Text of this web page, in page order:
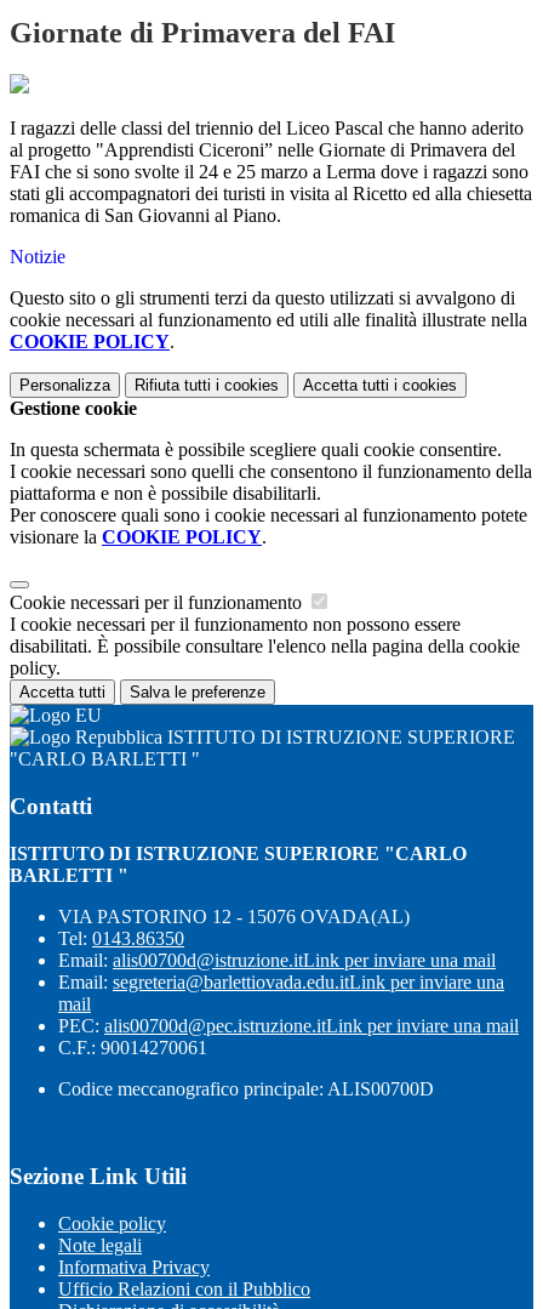
Giornate di Primavera del FAI
I ragazzi delle classi del triennio del Liceo Pascal che hanno aderito
al progetto "Apprendisti Ciceroni” nelle Giornate di Primavera del
FAI che si sono svolte il 24 e 25 marzo a Lerma dove i ragazzi sono
stati gli accompagnatori dei turisti in visita al Ricetto ed alla chiesetta
romanica di San Giovanni al Piano.
Notizie
Questo sito o gli strumenti terzi da questo utilizzati si avvalgono di
cookie necessari al funzionamento ed utili alle finalità illustrate nella
COOKIE POLICY.
Personalizza Rifiuta tutti i cookies Accetta tutti i cookies
Gestione cookie
In questa schermata è possibile scegliere quali cookie consentire.
I cookie necessari sono quelli che consentono il funzionamento della
piattaforma e non è possibile disabilitarli.
Per conoscere quali sono i cookie necessari al funzionamento potete
visionare la COOKIE POLICY.
Cookie necessari per il funzionamento
I cookie necessari per il funzionamento non possono essere
disabilitati. È possibile consultare l'elenco nella pagina della cookie
policy.
Accetta tutti Salva le preferenze
ISTITUTO DI ISTRUZIONE SUPERIORE
"CARLO BARLETTI "
Contatti
ISTITUTO DI ISTRUZIONE SUPERIORE "CARLO
BARLETTI "
VIA PASTORINO 12 - 15076 OVADA(AL)
Tel: 0143.86350
Email: alis00700d@istruzione.itLink per inviare una mail
Email: segreteria@barlettiovada.edu.itLink per inviare una
mail
PEC: alis00700d@pec.istruzione.itLink per inviare una mail
C.F.: 90014270061
Codice meccanografico principale: ALIS00700D
Sezione Link Utili
Cookie policy
Note legali
Informativa Privacy
Ufficio Relazioni con il Pubblico